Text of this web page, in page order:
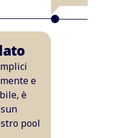
e
è
pool